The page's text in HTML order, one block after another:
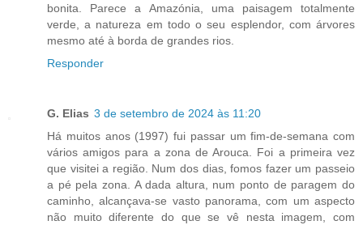
bonita. Parece a Amazónia, uma paisagem totalmente
verde, a natureza em todo o seu esplendor, com árvores
mesmo até à borda de grandes rios.
Responder
G. Elias 3 de setembro de 2024 às 11:20
Há muitos anos (1997) fui passar um fim-de-semana com
vários amigos para a zona de Arouca. Foi a primeira vez
que visitei a região. Num dos dias, fomos fazer um passeio
a pé pela zona. A dada altura, num ponto de paragem do
caminho, alcançava-se vasto panorama, com um aspecto
não muito diferente do que se vê nesta imagem, com